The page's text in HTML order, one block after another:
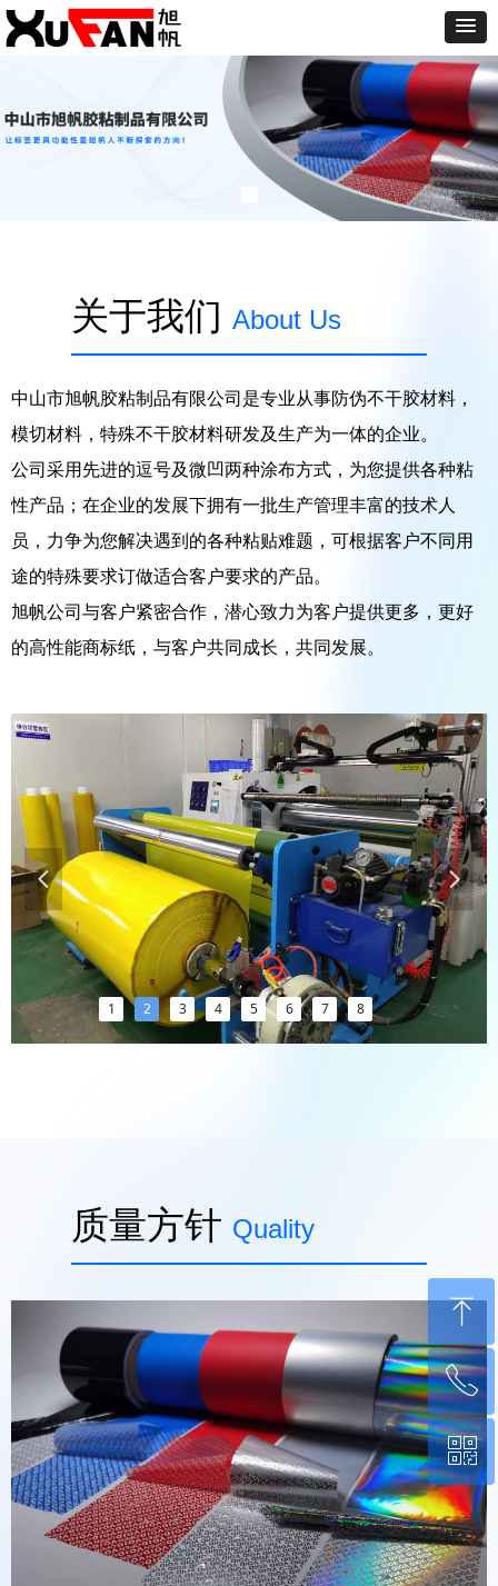
质量方针 Quality
关于我们 About Us
中山市旭帆胶粘制品有限公司是专业从事防伪不干胶材料，
模切材料，特殊不干胶材料研发及生产为一体的企业。
公司采用先进的逗号及微凹两种涂布方式，为您提供各种粘
性产品；在企业的发展下拥有一批生产管理丰富的技术人
员，力争为您解决遇到的各种粘贴难题，可根据客户不同用
途的特殊要求订做适合客户要求的产品。
旭帆公司与客户紧密合作，潜心致力为客户提供更多，更好
的高性能商标纸，与客户共同成长，共同发展。
1 2 3 4 5 6 7 8
넳 넲
ꁸ
回到顶部
ꂅ
0760-22220651
ꀥ
微信二维码